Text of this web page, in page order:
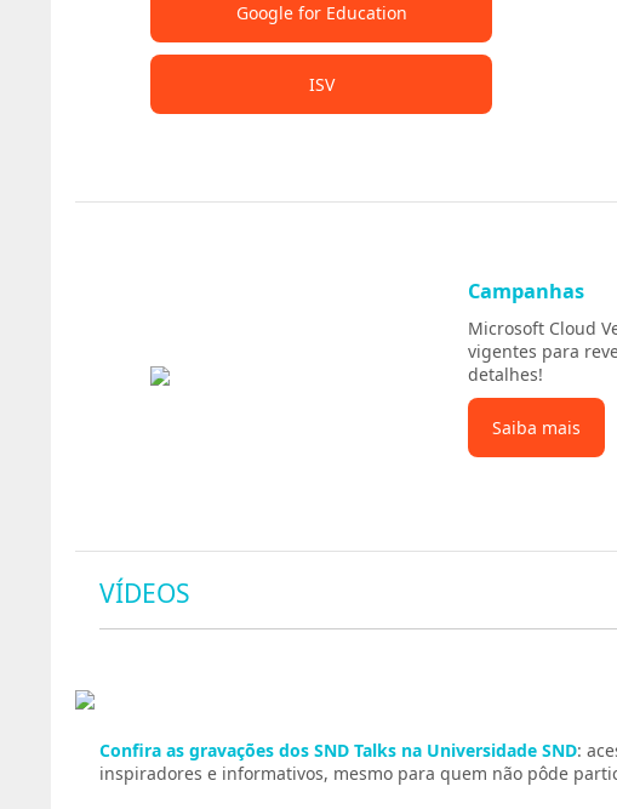
Google for Education
ISV
Campanhas
Microsoft Cloud
vigentes para
detalhes!
Saiba mais
VÍDEOS
Confira as gravações dos SND Talks na Universidade SND:
inspiradores e informativos, mesmo para quem não pôde